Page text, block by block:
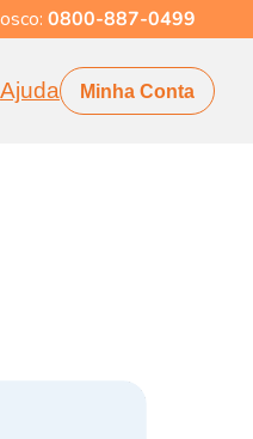
0800-887-0499
Ajuda Minha Conta